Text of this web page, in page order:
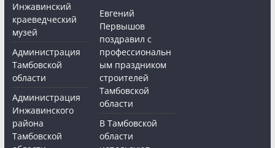
Инжавинский
краеведческий
музей
Администрация
Тамбовской
области
Администрация
Инжавинского
района
Тамбовской
Евгений
Первышов
поздравил с
профессиональн
ым праздником
строителей
Тамбовской
области
В Тамбовской
области